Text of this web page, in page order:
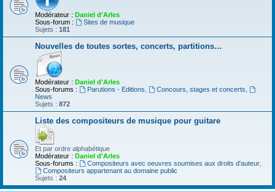
Modérateur : Daniel d'Arles
Sous-forum :
Sites de musique
Sujets : 181
Nouvelles de toutes sortes, concerts, partitions…
Modérateur : Daniel d'Arles
Sous-forums :
Parutions - Editions Concours, stages et concerts
News
Sujets : 872
Liste des compositeurs de musique pour guitare
Et par ordre alphabétique
Modérateur : Daniel d'Arles
Sous-forums :
Compositeurs avec oeuvres soumises aux droits d'auteur,
Compositeurs appartenant au domaine public
Sujets : 24